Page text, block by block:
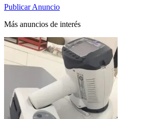
Publicar Anuncio
Más anuncios de interés